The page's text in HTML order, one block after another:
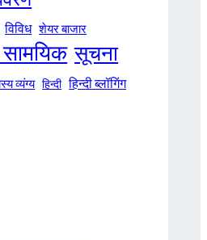
विविध शेयर बाजार
सूचना
व्यंग्य हिन्दी हिन्दी ब्लॉगिंग